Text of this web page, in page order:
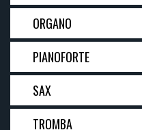
ORGANO
PIANOFORTE
SAX
TROMBA